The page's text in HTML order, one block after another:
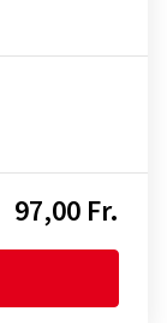
97,00 Fr.